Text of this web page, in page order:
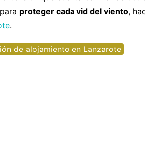
Tenerife
Valenciana
Cuba
EEUU
Malasia
Myanmar
Eslovenia
Finlandia
proteger cada vid del viento,
.
de alojamiento en Lanzarote